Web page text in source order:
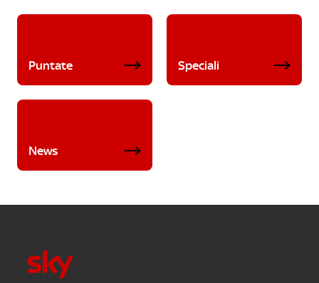
Puntate Speciali
News